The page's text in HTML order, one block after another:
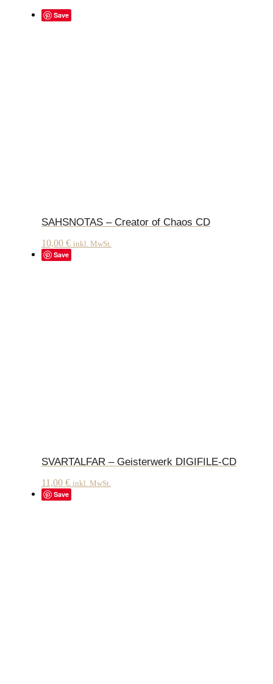
Save
SAHSNOTAS – Creator of Chaos CD
10,00 € inkl. MwSt.
Save
SVARTALFAR – Geisterwerk DIGIFILE-CD
11,00 € inkl. MwSt.
Save